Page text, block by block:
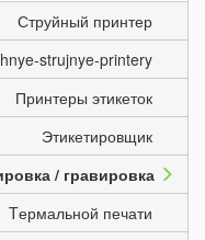
Струйный принтер
strujnye-printery
Принтеры этикеток
Этикетировщик
/ гравировка
Tермальной печати